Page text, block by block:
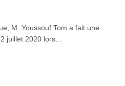
M. Youssouf Tom a fait une
juillet 2020 lors…